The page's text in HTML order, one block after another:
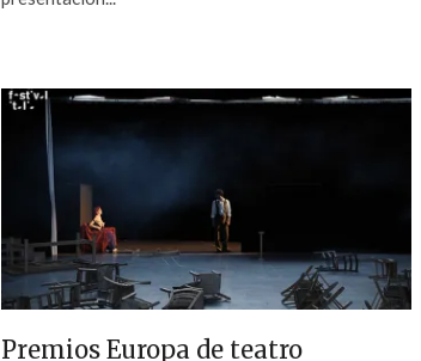
Premios Europa de teatro